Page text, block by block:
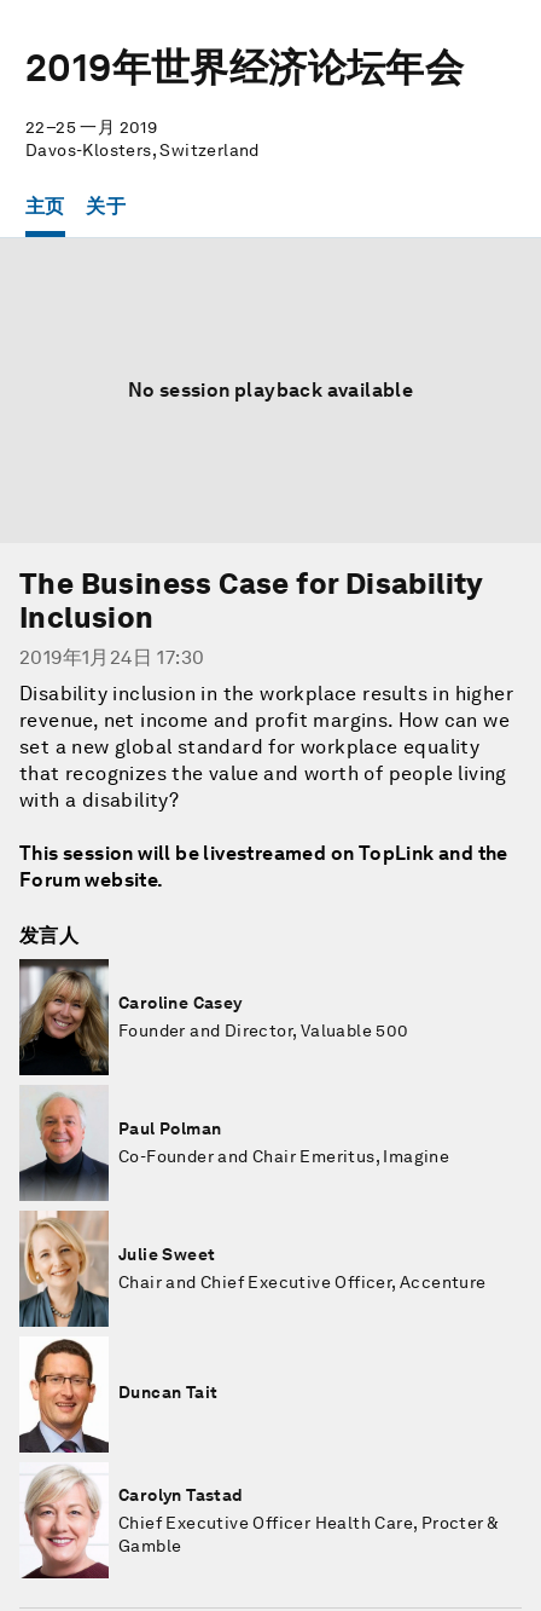
2019年世界经济论坛年会
22–25 一月 2019
Davos-Klosters, Switzerland
主页 关于
No session playback available
The Business Case for Disability
Inclusion
2019年1月24日 17:30
Disability inclusion in the workplace results in higher
revenue, net income and profit margins. How can we
set a new global standard for workplace equality
that recognizes the value and worth of people living
with a disability?
This session will be livestreamed on TopLink and the
Forum website.
发言人
Caroline Casey
Founder and Director, Valuable 500
Paul Polman
Co-Founder and Chair Emeritus, Imagine
Julie Sweet
Chair and Chief Executive Officer, Accenture
Duncan Tait
Carolyn Tastad
Chief Executive Officer Health Care, Procter &
Gamble